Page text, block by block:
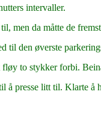
intervaller.
men da måtte de
den øverste
to stykker forbi.
å presse litt til. Klarte å